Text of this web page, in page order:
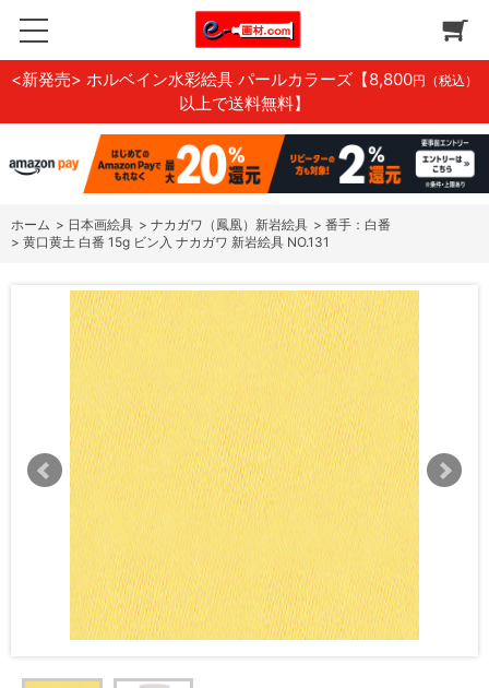
<新発売> ホルベイン水彩絵具 パールカラーズ 【8,800円（税込）
以上で送料無料】
ホーム > 日本画絵具 > ナカガワ（鳳凰）新岩絵具 > 番手：白番
> 黄口黄土 白番 15g ビン入 ナカガワ 新岩絵具 NO.131